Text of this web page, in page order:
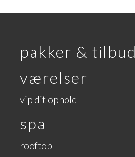
pakker & tilbud
værelser
vip dit ophold
spa
rooftop